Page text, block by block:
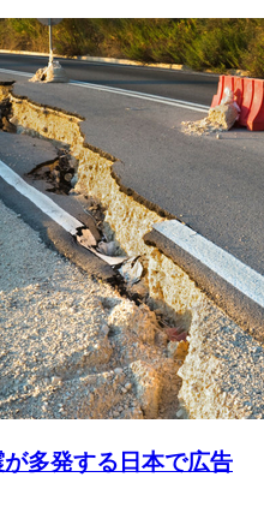
多発する日本で広告